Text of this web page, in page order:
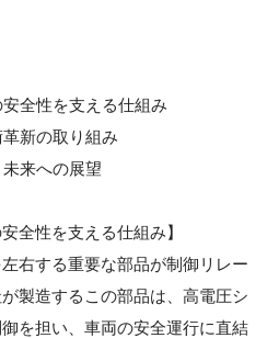
全性を支える仕組み
新の取り組み
来への展望
全性を支える仕組み】
右する重要な部品が制御リレー
製造するこの部品は、高電圧シ
を担い、車両の安全運行に直結